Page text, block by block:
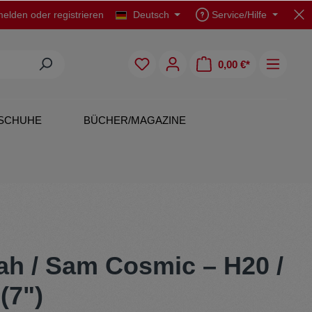
oder registrieren Deutsch Service/Hilfe
0,00 €*
BÜCHER/MAGAZINE
CDs
Polo Shirts
/ Sam Cosmic – H20 /